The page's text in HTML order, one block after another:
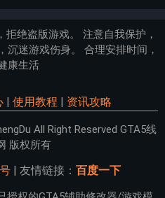
绝盗版游戏。 注意自我保护，
沉迷游戏伤身。 合理安排时间，
康生活
| 使用教程 | 资讯攻略
All Right Reserved GTA5线
版权所有
| 友情链接： 百度一下